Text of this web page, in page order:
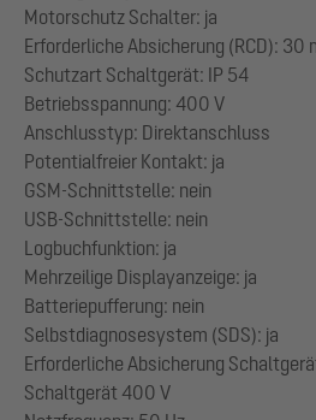
Motorschutz Schalter: ja
Erforderliche Absicherung (RCD): 30
Schutzart Schaltgerät: IP 54
Betriebsspannung: 400 V
Anschlusstyp: Direktanschluss
Potentialfreier Kontakt: ja
GSM-Schnittstelle: nein
USB-Schnittstelle: nein
Logbuchfunktion: ja
Mehrzeilige Displayanzeige: ja
Batteriepufferung: nein
Selbstdiagnosesystem (SDS): ja
Erforderliche Absicherung
Schaltgerät 400 V